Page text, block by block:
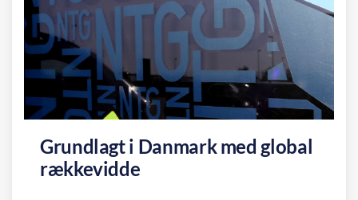
Grundlagt i Danmark med global
rækkevidde